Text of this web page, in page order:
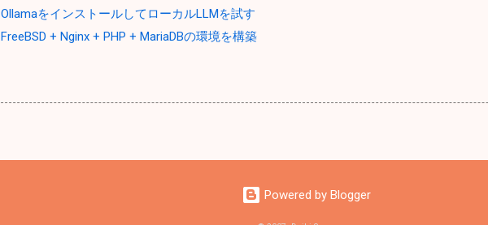
OllamaをインストールしてローカルLLMを試す
FreeBSD + Nginx + PHP + MariaDBの環境を構築
Powered by Blogger